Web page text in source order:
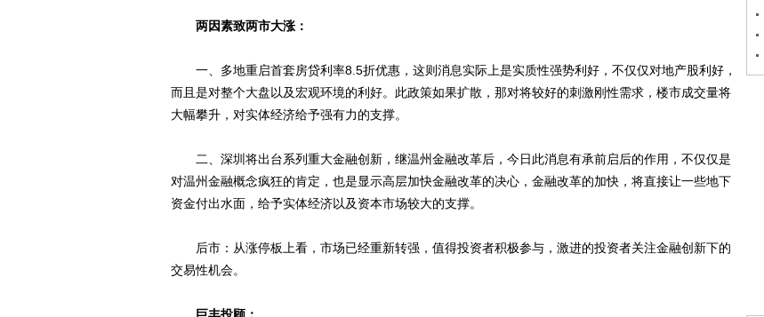
两因素致两市大涨：
一、多地重启首套房贷利率8.5折优惠，这则消息实际上是实质性强势利好，不仅仅对地产股利好，
而且是对整个大盘以及宏观环境的利好。此政策如果扩散，那对将较好的刺激刚性需求，楼市成交量将
大幅攀升，对实体经济给予强有力的支撑。
二、深圳将出台系列重大金融创新，继温州金融改革后，今日此消息有承前启后的作用，不仅仅是
对温州金融概念疯狂的肯定，也是显示高层加快金融改革的决心，金融改革的加快，将直接让一些地下
资金付出水面，给予实体经济以及资本市场较大的支撑。
后市：从涨停板上看，市场已经重新转强，值得投资者积极参与，激进的投资者关注金融创新下的
交易性机会。